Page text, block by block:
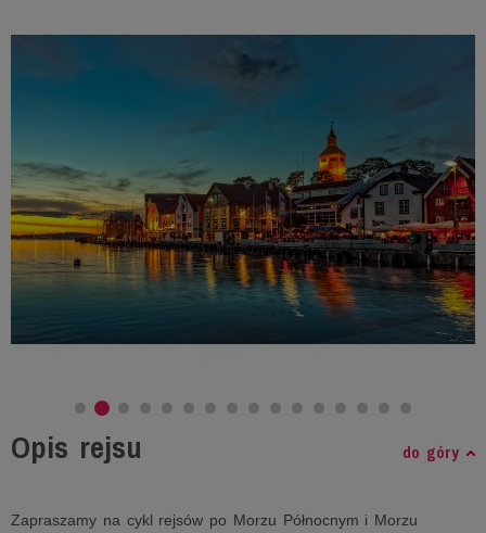
Opis rejsu do góry
Zapraszamy na cykl rejsów po Morzu Północnym i Morzu